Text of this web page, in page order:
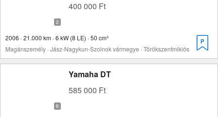
400 000 Ft
2006 · 21.000 km · 6 kW (8 LE) · 50 cm³
Magánszemély · Jász-Nagykun-Szolnok vármegye · Törökszentmiklós
Yamaha DT
585 000 Ft